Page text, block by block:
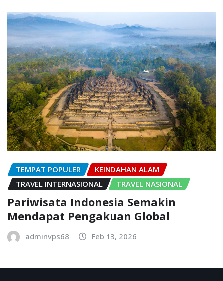
TEMPAT POPULER
KEINDAHAN ALAM
TRAVEL INTERNASIONAL
TRAVEL NASIONAL
Pariwisata Indonesia Semakin
Mendapat Pengakuan Global
adminvps68 Feb 13, 2026